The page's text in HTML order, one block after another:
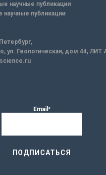
научные публикации
научные публикации
ул. Геологическая, дом 44, ЛИТ
Email*